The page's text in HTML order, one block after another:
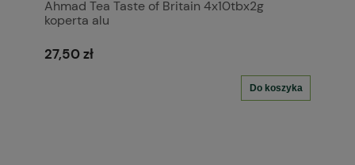
Ahmad Tea Taste of Britain 4x10tbx2g
koperta alu
27,50 zł
Do koszyka